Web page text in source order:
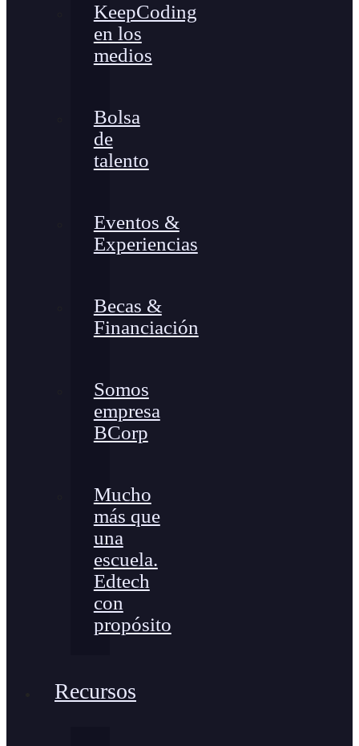
KeepCoding
en los
medios
Bolsa
de
talento
Eventos &
Experiencias
Becas &
Financiación
Somos
empresa
BCorp
Mucho
más que
una
escuela.
Edtech
con
propósito
Recursos